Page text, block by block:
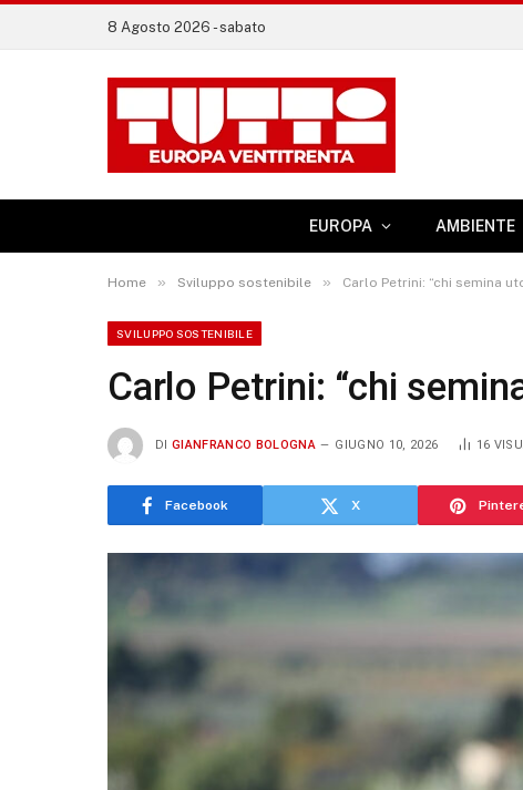
8 Agosto 2026 - sabato
EUROPA AMBIENTE
Home » Sviluppo sostenibile » Carlo Petrini: “chi semina
SVILUPPO SOSTENIBILE
Carlo Petrini: “chi
DI GIANFRANCO BOLOGNA GIUGNO 10, 2026 16
Facebook X